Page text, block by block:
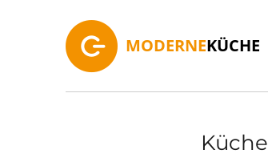
MODERNEKÜCHE
Küche